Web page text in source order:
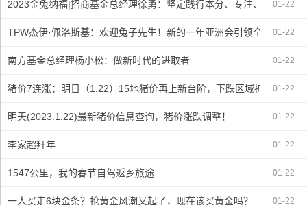
2023金兔纳福|招商基金总经理徐勇：坚定践行本分、专注、开放的投
01-22
TPW杰伊·佩洛斯基：欢迎兔子先生！新的一年亚洲会引领全球复苏
01-22
南方基金总经理杨小松：做新时代的进取者 01-22
猪价7连涨：明日（1.22）15地猪价再上新台阶，下跌区域扩展迅猛
01-22
明天(2023.1.22)最新猪价信息查询，猪价涨跌调整！ 01-22
李家超拜年 01-22
1547公里，我的春节自驾返乡旅途...... 01-22
一人买走6块金条？抢黄金风潮又起了，现在该买黄金吗？ 01-22